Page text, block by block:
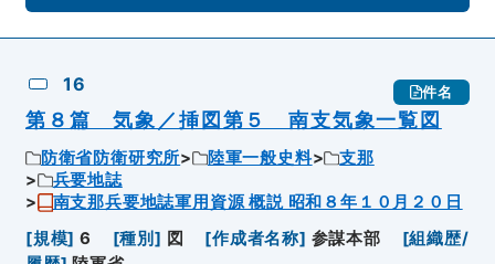
16 件名
第８篇 気象／挿図第５ 南支気象一覧図
防衛省防衛研究所 陸軍一般史料
支那
兵要地誌
南支那兵要地誌軍用資源 概説 昭和８年１０月２０日
[規模] 6 [種別 ] 図 [作成者名称] 参謀本部 [組織歴/